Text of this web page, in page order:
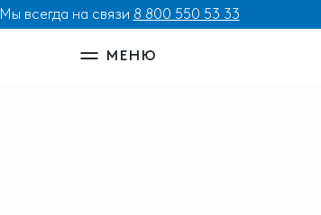
Мы всегда на связи 8 800 550 53 33
МЕНЮ